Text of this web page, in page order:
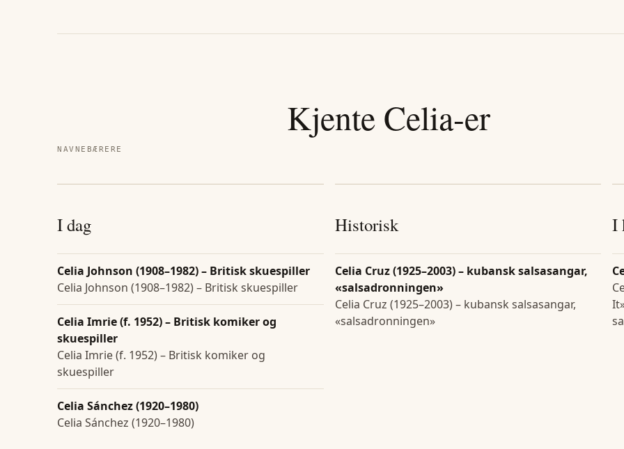
NAVNEBÆRERE
Kjente Celia-er
I dag
Celia Johnson (1908–1982) – Britisk skuespiller
Celia Johnson (1908–1982) – Britisk skuespiller
Celia Imrie (f. 1952) – Britisk komiker og
skuespiller
Celia Imrie (f. 1952) – Britisk komiker og
skuespiller
Celia Sánchez (1920–1980)
Celia Sánchez (1920–1980)
Historisk
Celia Cruz (1925–2003) – kubansk salsasangar,
«salsadronningen»
Celia Cruz (1925–2003) – kubansk salsasangar,
«salsadronningen»
I